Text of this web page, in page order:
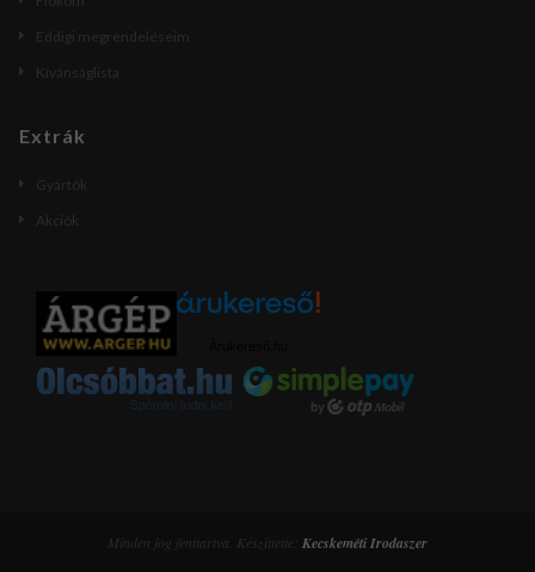
Eddigi megrendeléseim
Kívánságlista
Extrák
Gyártók
Akciók
Minden jog fenttartva. Készíttette: Kecskeméti Irodaszer